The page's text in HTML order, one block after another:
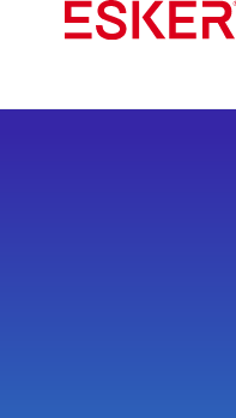
content